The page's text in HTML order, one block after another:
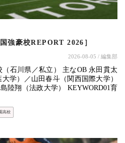
強豪校REPORT 2026］
2026-08-05 / 編集部
石川県／私立） 主なOB 永田貫太
学）／山田春斗（関西国際大学）
陸翔（法政大学） KEYWORD01育
高校